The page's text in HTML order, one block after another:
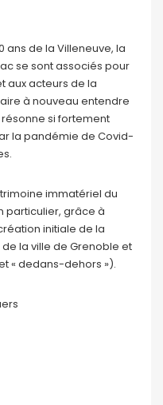
ans de la Villeneuve, la
se sont associés pour
aux acteurs de la
à nouveau entendre
résonne si fortement
la pandémie de Covid-
immatériel du
particulier, grâce à
initiale de la
la ville de Grenoble et
« dedans-dehors »).